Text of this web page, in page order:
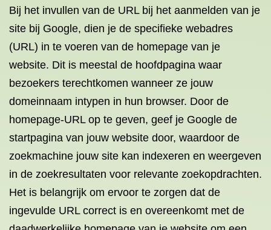
Bij het invullen van de URL bij het aanmelden van je
site bij Google, dien je de specifieke webadres
(URL) in te voeren van de homepage van je
website. Dit is meestal de hoofdpagina waar
bezoekers terechtkomen wanneer ze jouw
domeinnaam intypen in hun browser. Door de
homepage-URL op te geven, geef je Google de
startpagina van jouw website door, waardoor de
zoekmachine jouw site kan indexeren en weergeven
in de zoekresultaten voor relevante zoekopdrachten.
Het is belangrijk om ervoor te zorgen dat de
ingevulde URL correct is en overeenkomt met de